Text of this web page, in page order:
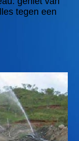
tegen een